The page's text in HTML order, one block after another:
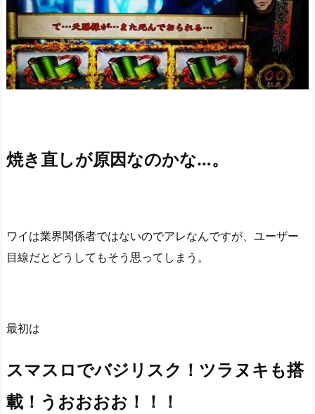
焼き直しが原因なのかな…。
ワイは業界関係者ではないのでアレなんですが、ユーザー
目線だとどうしてもそう思ってしまう。
最初は
スマスロでバジリスク！ツラヌキも搭
載！うおおおお！！！